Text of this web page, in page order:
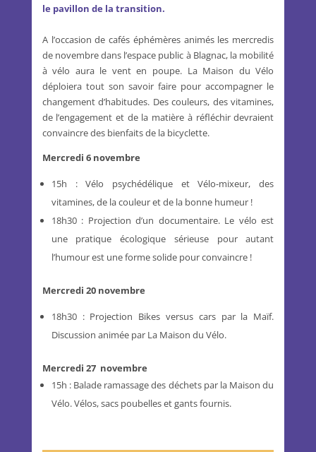
le pavillon de la transition.
A l’occasion de cafés éphémères animés les mercredis
de novembre dans l’espace public à Blagnac, la mobilité
à vélo aura le vent en poupe. La Maison du Vélo
déploiera tout son savoir faire pour accompagner le
changement d’habitudes. Des couleurs, des vitamines,
de l’engagement et de la matière à réfléchir devraient
convaincre des bienfaits de la bicyclette.
Mercredi 6 novembre
15h : Vélo psychédélique et Vélo-mixeur, des
vitamines, de la couleur et de la bonne humeur !
18h30 : Projection d’un documentaire. Le vélo est
une pratique écologique sérieuse pour autant
l’humour est une forme solide pour convaincre !
Mercredi 20 novembre
18h30 : Projection Bikes versus cars par la Maïf.
Discussion animée par La Maison du Vélo.
Mercredi 27 novembre
15h : Balade ramassage des déchets par la Maison du
Vélo. Vélos, sacs poubelles et gants fournis.